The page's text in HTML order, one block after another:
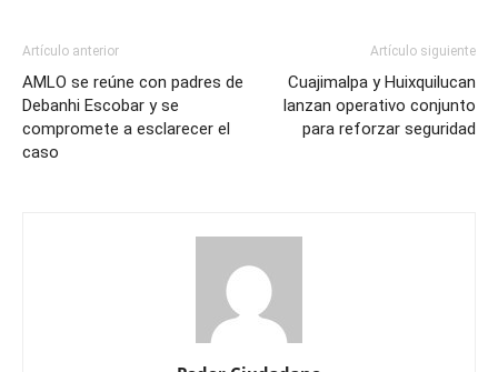
Artículo anterior
AMLO se reúne con padres de
Debanhi Escobar y se
compromete a esclarecer el
caso
Artículo siguiente
Cuajimalpa y Huixquilucan
lanzan operativo conjunto
para reforzar seguridad